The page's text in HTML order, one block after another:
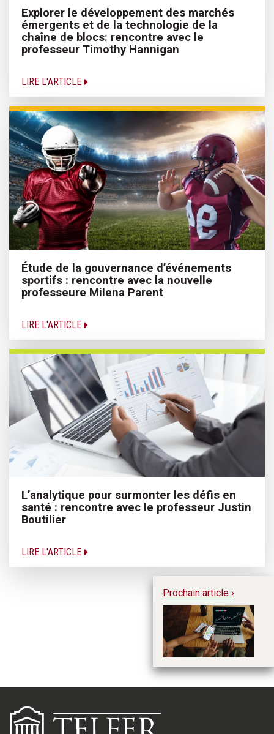
Explorer le développement des marchés
émergents et de la technologie de la
chaîne de blocs: rencontre avec le
professeur Timothy Hannigan
LIRE L'ARTICLE
Étude de la gouvernance d’événements
sportifs : rencontre avec la nouvelle
professeure Milena Parent
LIRE L'ARTICLE
L’analytique pour surmonter les défis en
santé : rencontre avec le professeur Justin
Boutilier
LIRE L'ARTICLE
Prochain article ›